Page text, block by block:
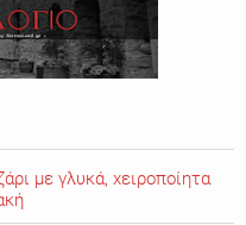
με γλυκά, χειροποίητα